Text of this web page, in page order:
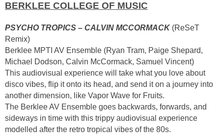
BERKLEE COLLEGE OF MUSIC
PSYCHO TROPICS – CALVIN MCCORMACK(ReSeT
Remix)
Berklee MPTI AV Ensemble (Ryan Tram, Paige Shepard,
Michael Dodson, Calvin McCormack, Samuel Vincent)
This audiovisual experience will take what you love about
disco vibes, flip it onto its head, and send it on a journey into
another dimension, like Vapor Wave for Fruits.
The Berklee AV Ensemble goes backwards, forwards, and
sideways in time with this trippy audiovisual experience
modelled after the retro tropical vibes of the 80s.